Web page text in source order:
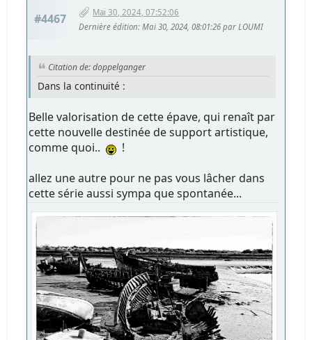
#4467
Mai 30, 2024, 07:52:06
Dernière édition: Mai 30, 2024, 08:01:26 par LOUMI
Citation de: doppelganger
Dans la continuité :
Belle valorisation de cette épave, qui renaît par
cette nouvelle destinée de support artistique,
comme quoi..
!
allez une autre pour ne pas vous lâcher dans
cette série aussi sympa que spontanée...